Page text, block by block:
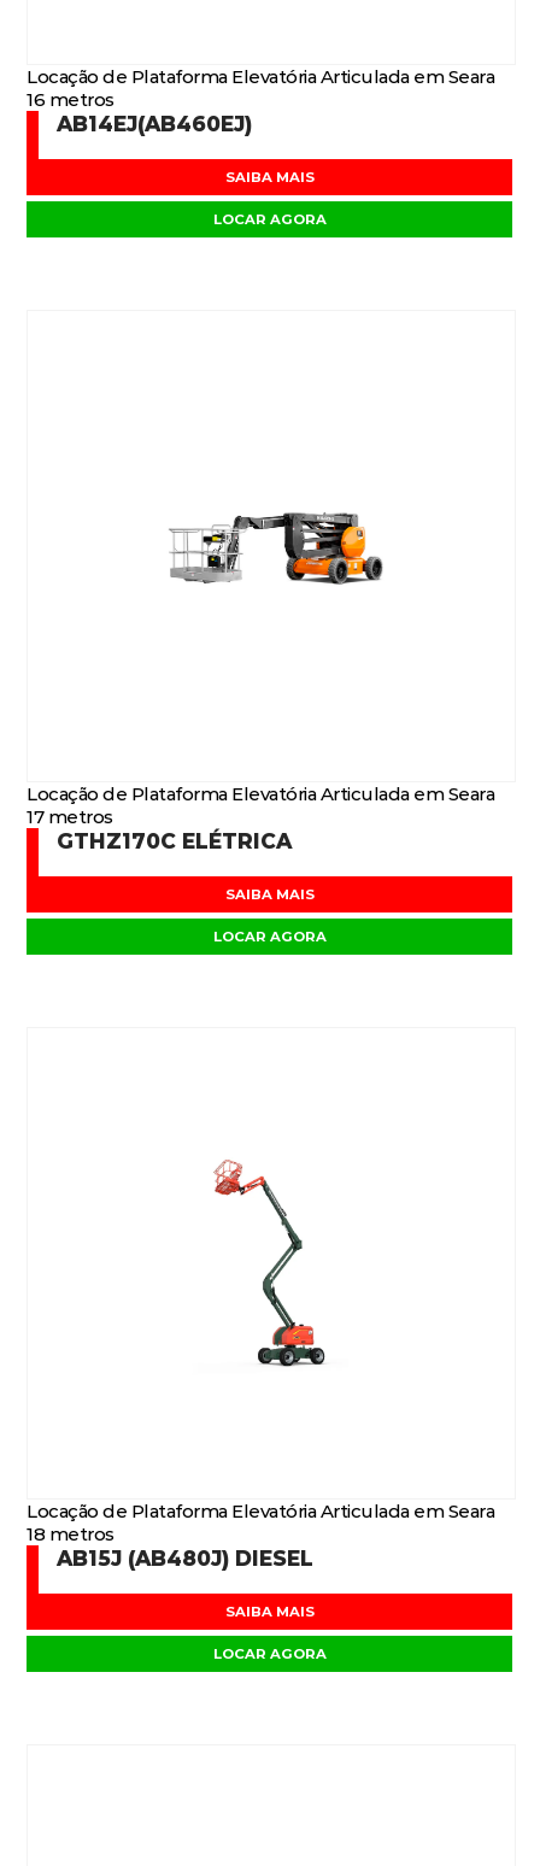
Locação de Plataforma Elevatória Articulada em Seara
16 metros
AB14EJ(AB460EJ)
SAIBA MAIS
LOCAR AGORA
Locação de Plataforma Elevatória Articulada em Seara
17 metros
GTHZ170C ELÉTRICA
SAIBA MAIS
LOCAR AGORA
Locação de Plataforma Elevatória Articulada em Seara
18 metros
AB15J (AB480J) DIESEL
SAIBA MAIS
LOCAR AGORA